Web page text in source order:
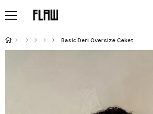
Basic Deri Oversize Ceket